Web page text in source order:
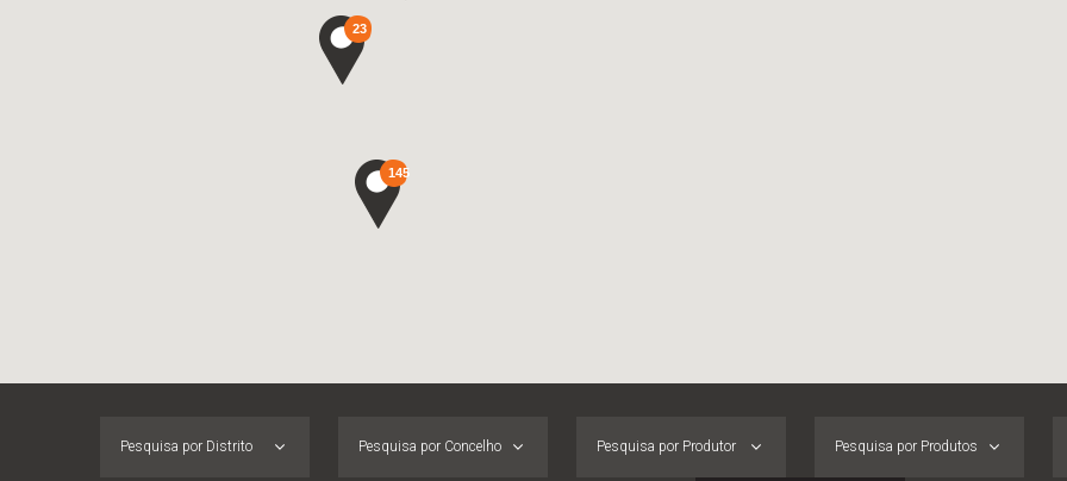
145
23
Pesquisa por Distrito Pesquisa por Concelho Pesquisa por Produtor Pesquisa por Produtos